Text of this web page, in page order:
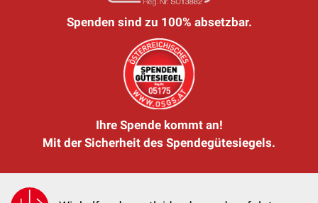
Spenden sind zu 100% absetzbar.
Ihre Spende kommt an!
Mit der Sicherheit des Spendegütesiegels.